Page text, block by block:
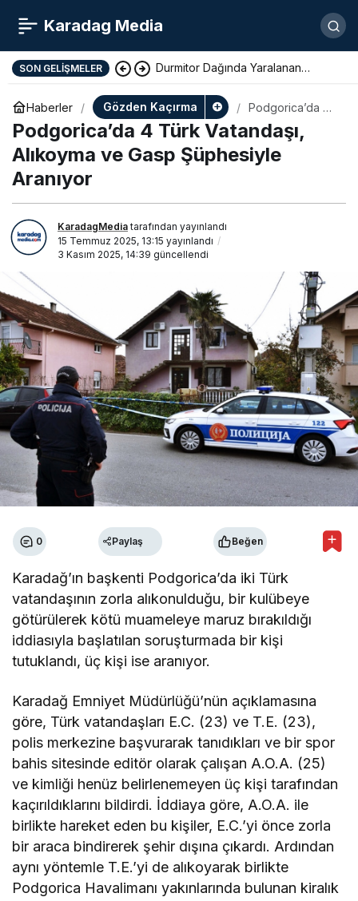
Karadag Media
SON GELIŞMELER Durmitor Dağında Yaralanan
Yunan Turist Başarıyla Kurtarıldı
Haberler Gözden Kaçırma
Podgorica’da 4
Türk Vatandaşı,
Alıkoyma ve
Gasp Şüphesiyle
Aranıyor
Podgorica’da 4 Türk Vatandaşı,
Alıkoyma ve Gasp Şüphesiyle
Aranıyor
KaradagMediatarafından yayınlandı
15 Temmuz 2025, 13:15 yayınlandı
3 Kasım 2025, 14:39 güncellendi
0 Paylaş Beğen
Karadağ’ın başkenti Podgorica’da iki Türk
vatandaşının zorla alıkonulduğu, bir kulübeye
götürülerek kötü muameleye maruz bırakıldığı
iddiasıyla başlatılan soruşturmada bir kişi
tutuklandı, üç kişi ise aranıyor.
Karadağ Emniyet Müdürlüğü’nün açıklamasına
göre, Türk vatandaşları E.C. (23) ve T.E. (23),
polis merkezine başvurarak tanıdıkları ve bir spor
bahis sitesinde editör olarak çalışan A.O.A. (25)
ve kimliği henüz belirlenemeyen üç kişi tarafından
kaçırıldıklarını bildirdi. İddiaya göre, A.O.A. ile
birlikte hareket eden bu kişiler, E.C.’yi önce zorla
bir araca bindirerek şehir dışına çıkardı. Ardından
aynı yöntemle T.E.’yi de alıkoyarak birlikte
Podgorica Havalimanı yakınlarında bulunan kiralık